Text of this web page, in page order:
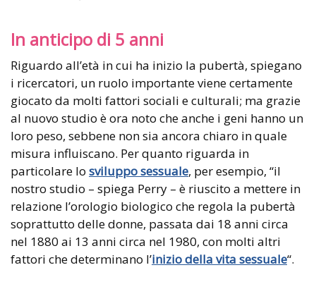
In anticipo di 5 anni
Riguardo all’età in cui ha inizio la pubertà, spiegano
i ricercatori, un ruolo importante viene certamente
giocato da molti fattori sociali e culturali; ma grazie
al nuovo studio è ora noto che anche i geni hanno un
loro peso, sebbene non sia ancora chiaro in quale
misura influiscano. Per quanto riguarda in
particolare lo sviluppo sessuale, per esempio, “il
nostro studio – spiega Perry – è riuscito a mettere in
relazione l’orologio biologico che regola la pubertà
soprattutto delle donne, passata dai 18 anni circa
nel 1880 ai 13 anni circa nel 1980, con molti altri
fattori che determinano l’inizio della vita sessuale“.